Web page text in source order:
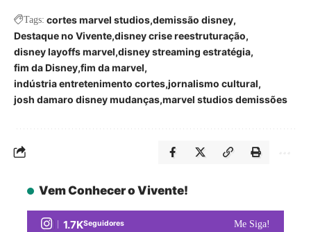
Tags: cortes marvel studios demissão disney
Destaque no Vivente disney crise reestruturação
disney layoffs marvel disney streaming estratégia
fim da Disney fim da marvel
indústria entretenimento cortes jornalismo cultural
josh damaro disney mudanças marvel studios demissões
Vem Conhecer o Vivente!
1.7KSeguidores Me Siga!